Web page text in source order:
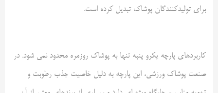
برای تولیدکنندگان پوشاک تبدیل کرده است.
کاربردهای پارچه یکرو پنبه تنها به پوشاک روزمره محدود نمی شود. در
صنعت پوشاک ورزشی، این پارچه به دلیل خاصیت جذب رطوبت و